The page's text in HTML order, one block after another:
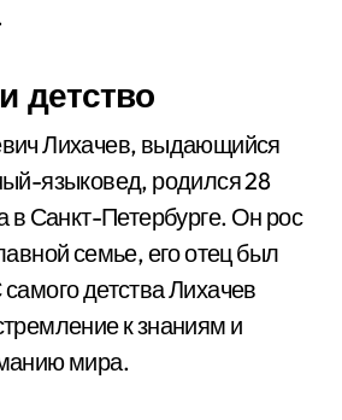
детство
Лихачев, выдающийся
языковед, родился 28
в Санкт-Петербурге. Он рос
семье, его отец был
детства Лихачев
к знаниям и
мира.